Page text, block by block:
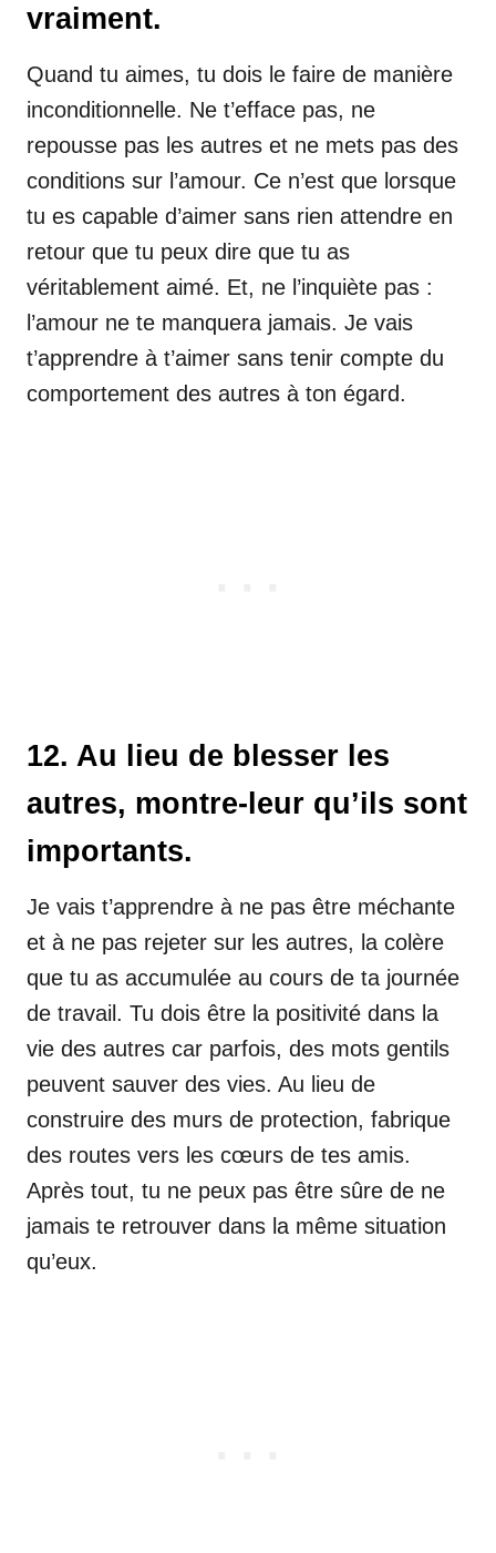
vraiment.
Quand tu aimes, tu dois le faire de manière
inconditionnelle. Ne t’efface pas, ne
repousse pas les autres et ne mets pas des
conditions sur l’amour. Ce n’est que lorsque
tu es capable d’aimer sans rien attendre en
retour que tu peux dire que tu as
véritablement aimé. Et, ne l’inquiète pas :
l’amour ne te manquera jamais. Je vais
t’apprendre à t’aimer sans tenir compte du
comportement des autres à ton égard.
12. Au lieu de blesser les
autres, montre-leur qu’ils sont
importants.
Je vais t’apprendre à ne pas être méchante
et à ne pas rejeter sur les autres, la colère
que tu as accumulée au cours de ta journée
de travail. Tu dois être la positivité dans la
vie des autres car parfois, des mots gentils
peuvent sauver des vies. Au lieu de
construire des murs de protection, fabrique
des routes vers les cœurs de tes amis.
Après tout, tu ne peux pas être sûre de ne
jamais te retrouver dans la même situation
qu’eux.